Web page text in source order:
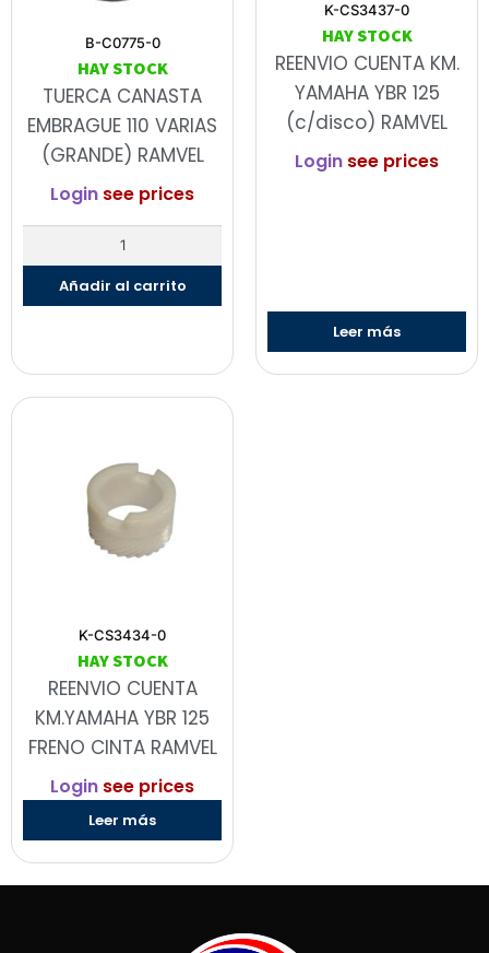
B-C0775-0
HAY STOCK
TUERCA CANASTA
EMBRAGUE 110 VARIAS
(GRANDE) RAMVEL
Login see prices
Añadir al carrito
K-CS3437-0
HAY STOCK
REENVIO CUENTA KM.
YAMAHA YBR 125
(c/disco) RAMVEL
Login see prices
Leer más
K-CS3434-0
HAY STOCK
REENVIO CUENTA
KM.YAMAHA YBR 125
FRENO CINTA RAMVEL
Login see prices
Leer más